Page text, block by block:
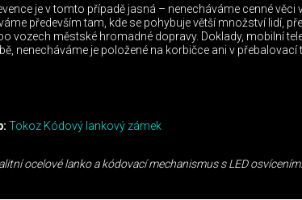
je v tomto případě jasná – nenecháváme cenné
především tam, kde se pohybuje větší množství lidí,
vozech městské hromadné dopravy. Doklady, mobilní
nenecháváme je položené na korbičce ani v přebalovací
Tokoz Kódový lankový zámek
ocelové lanko a kódovací mechanismus s LED osvícením.